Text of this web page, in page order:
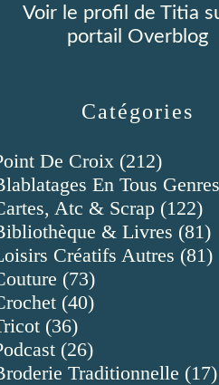
Catégories
De Croix (212)
En Tous Genres
Atc & Scrap (122)
& Livres (81)
Créatifs Autres (81)
(73)
(40)
(36)
(26)
Traditionnelle (17)
Voir le profil de Titia
portail Overblog